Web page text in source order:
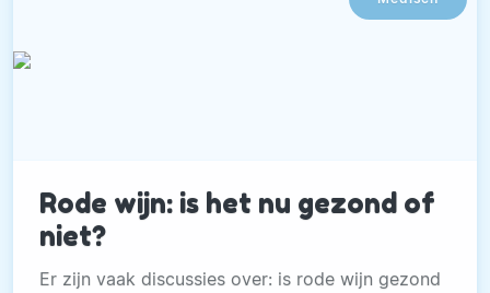
Rode wijn: is het nu gezond of
niet?
Er zijn vaak discussies over: is rode wijn gezond